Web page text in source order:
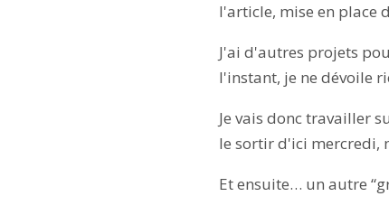
l'article, mise en place
J'ai d'autres projets
l'instant, je ne dévoile
Je vais donc travailler
le sortir d'ici mercredi,
Et ensuite… un autre